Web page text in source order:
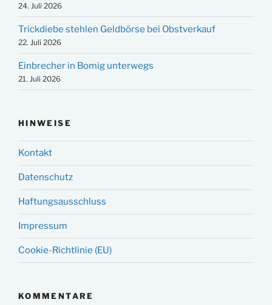
24. Juli 2026
Trickdiebe stehlen Geldbörse bei Obstverkauf
22. Juli 2026
Einbrecher in Bomig unterwegs
21. Juli 2026
HINWEISE
Kontakt
Datenschutz
Haftungsausschluss
Impressum
Cookie-Richtlinie (EU)
KOMMENTARE